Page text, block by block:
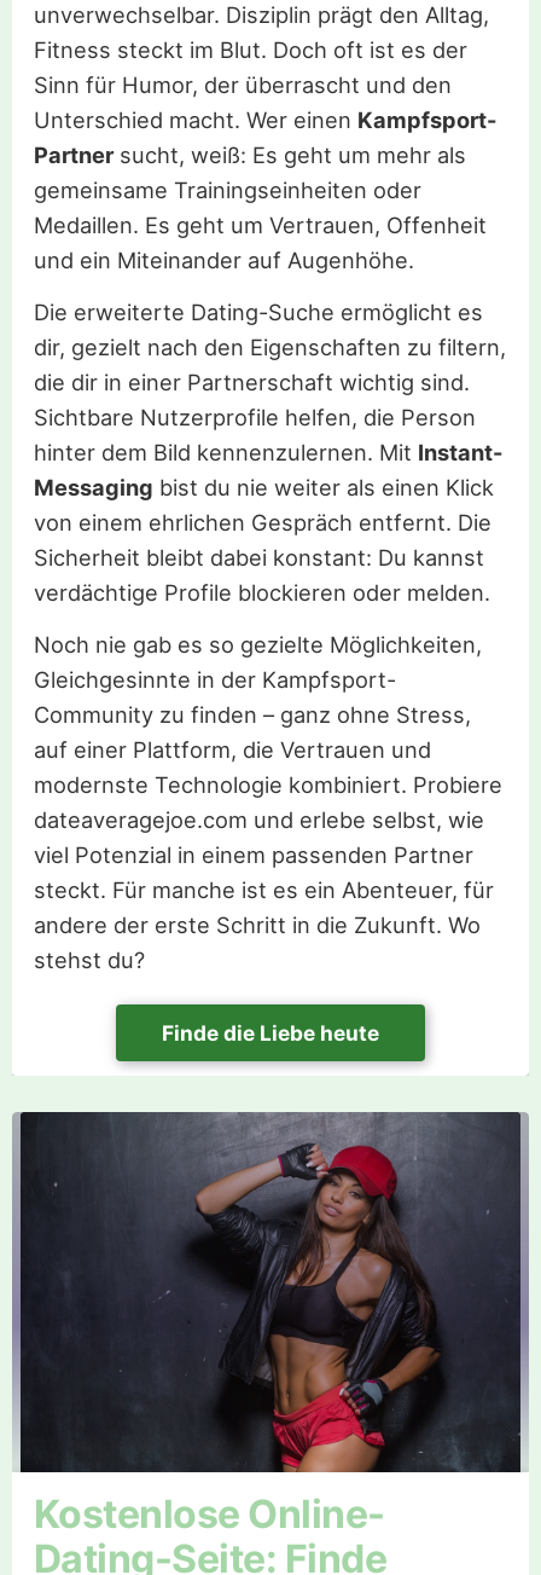
unverwechselbar. Disziplin prägt den Alltag,
Fitness steckt im Blut. Doch oft ist es der
Sinn für Humor, der überrascht und den
Unterschied macht. Wer einen Kampfsport-
Partnersucht, weiß: Es geht um mehr als
gemeinsame Trainingseinheiten oder
Medaillen. Es geht um Vertrauen, Offenheit
und ein Miteinander auf Augenhöhe.
Die erweiterte Dating-Suche ermöglicht es
dir, gezielt nach den Eigenschaften zu filtern,
die dir in einer Partnerschaft wichtig sind.
Sichtbare Nutzerprofile helfen, die Person
hinter dem Bild kennenzulernen. Mit Instant-
Messaging bist du nie weiter als einen Klick
von einem ehrlichen Gespräch entfernt. Die
Sicherheit bleibt dabei konstant: Du kannst
verdächtige Profile blockieren oder melden.
Noch nie gab es so gezielte Möglichkeiten,
Gleichgesinnte in der Kampfsport-
Community zu finden – ganz ohne Stress,
auf einer Plattform, die Vertrauen und
modernste Technologie kombiniert. Probiere
dateaveragejoe.com und erlebe selbst, wie
viel Potenzial in einem passenden Partner
steckt. Für manche ist es ein Abenteuer, für
andere der erste Schritt in die Zukunft. Wo
stehst du?
Finde die Liebe heute
Kostenlose Online-
Dating-Seite: Finde